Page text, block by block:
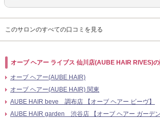
このサロンのすべての口コミを見る
オーブ ヘアー ライブス 仙川店(AUBE HAIR RIVES)
オーブ ヘアー(AUBE HAIR)
オーブ ヘアー(AUBE HAIR) 関東
AUBE HAIR beve 調布店 【オーブ ヘアー ビーヴ】
AUBE HAIR garden 渋谷店 【オーブ ヘアー ガーデン